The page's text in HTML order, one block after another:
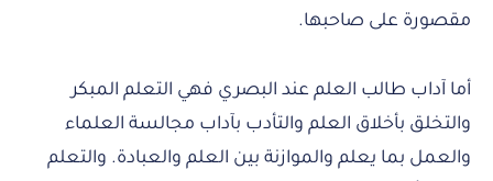
مقصورة على صاحبها.
أما آداب طالب العلم عند البصري فهي التعلم المبكر
والتخلق بأخلاق العلم والتأدب بآداب مجالسة العلماء
والعمل بما يعلم والموازنة بين العلم والعبادة. والتعلم